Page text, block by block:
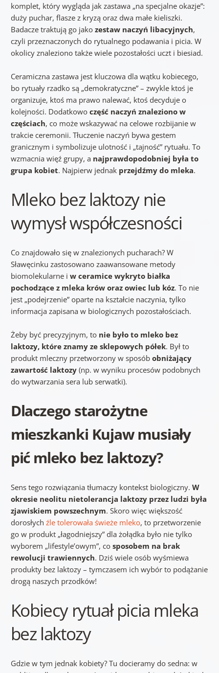
komplet, który wygląda jak zastawa „na specjalne okazje”:
duży puchar, flasze z kryzą oraz dwa małe kieliszki.
Badacze traktują go jako zestaw naczyń libacyjnych,
czyli przeznaczonych do rytualnego podawania i picia. W
okolicy znaleziono także wiele pozostałości uczt i biesiad.
Ceramiczna zastawa jest kluczowa dla wątku kobiecego,
bo rytuały rzadko są „demokratyczne” – zwykle ktoś je
organizuje, ktoś ma prawo nalewać, ktoś decyduje o
kolejności. Dodatkowo część naczyń znaleziono w
częściach, co może wskazywać na celowe rozbijanie w
trakcie ceremonii. Tłuczenie naczyń bywa gestem
granicznym i symbolizuje ulotność i „tajność” rytuału. To
wzmacnia więź grupy, a najprawdopodobniej była to
grupa kobiet. Najpierw jednak przejdźmy do mleka.
Mleko bez laktozy nie
wymysł współczesności
Co znajdowało się w znalezionych pucharach? W
Sławęcinku zastosowano zaawansowane metody
biomolekularne i w ceramice wykryto białka
pochodzące z mleka krów oraz owiec lub kóz. To nie
jest „podejrzenie” oparte na kształcie naczynia, tylko
informacja zapisana w biologicznych pozostałościach.
Żeby być precyzyjnym, to nie było to mleko bez
laktozy, które znamy ze sklepowych półek. Był to
produkt mleczny przetworzony w sposób obniżający
zawartość laktozy(np. w wyniku procesów podobnych
do wytwarzania sera lub serwatki).
Dlaczego starożytne
mieszkanki Kujaw musiały
pić mleko bez laktozy?
Sens tego rozwiązania tłumaczy kontekst biologiczny. W
okresie neolitu nietolerancja laktozy przez ludzi była
zjawiskiem powszechnym. Skoro więc większość
dorosłych źle tolerowała świeże mleko, to przetworzenie
go w produkt „łagodniejszy” dla żołądka było nie tylko
wyborem „lifestyle’owym”, co sposobem na brak
rewolucji trawiennych. Dziś wiele osób wyśmiewa
produkty bez laktozy – tymczasem ich wybór to podążanie
drogą naszych przodków!
Kobiecy rytuał picia mleka
bez laktozy
Gdzie w tym jednak kobiety? Tu docieramy do sedna: w